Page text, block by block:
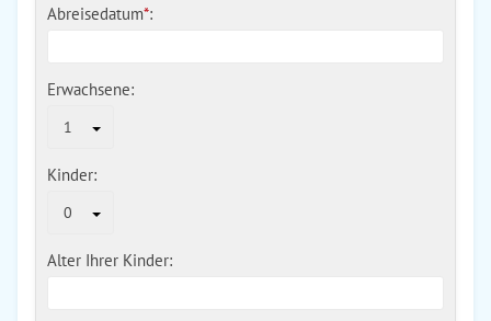
Abreisedatum*:
Erwachsene:
1
Kinder:
0
Alter Ihrer Kinder: